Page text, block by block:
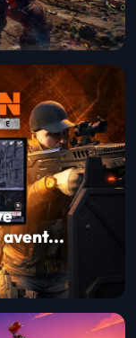
avent...